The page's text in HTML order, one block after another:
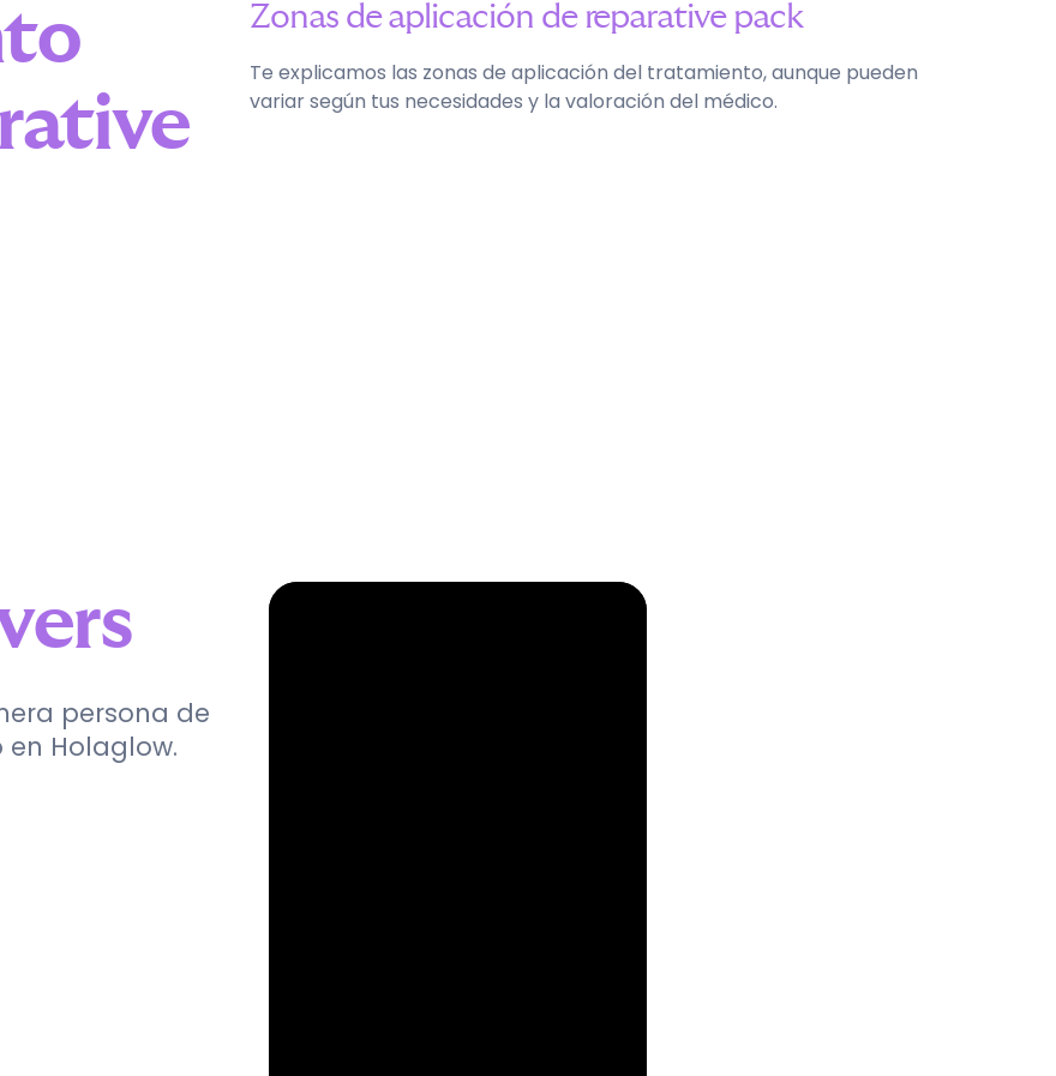
Zonas de aplicación de reparative pack
Te explicamos las zonas de aplicación del tratamiento, aunque pueden
variar según tus necesidades y la valoración del médico.
persona de
Holaglow.